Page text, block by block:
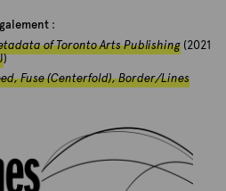
:
of Toronto Arts Publishing(2021
)
Fuse (Centerfold), Border/Lines